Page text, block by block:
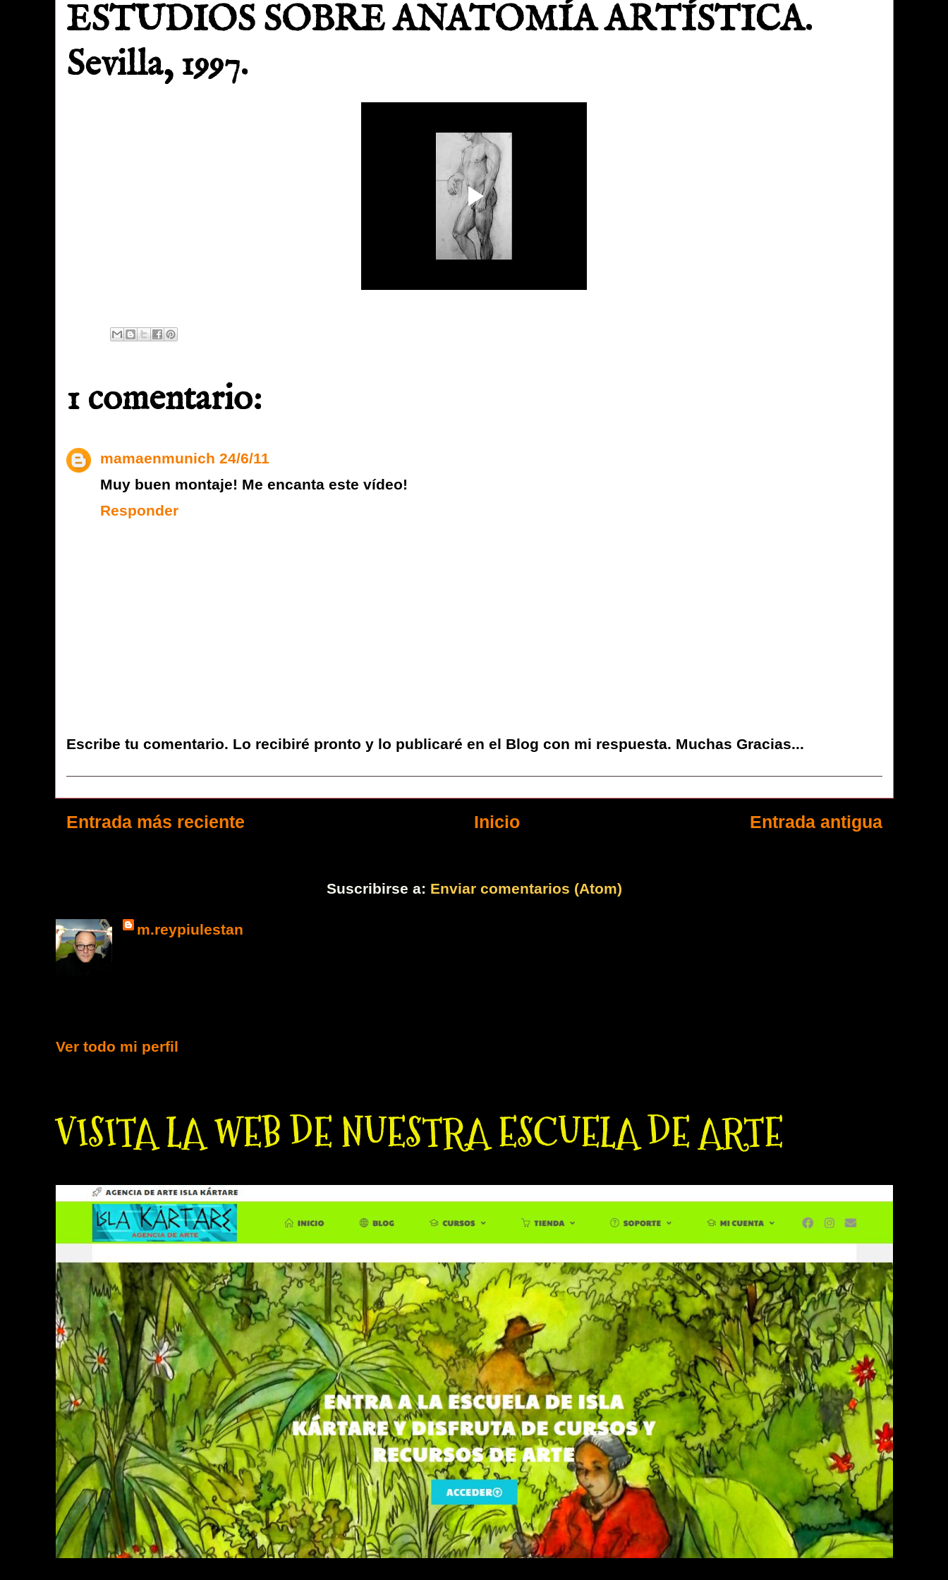
ESTUDIOS SOBRE ANATOMÍA ARTÍSTICA.
Sevilla, 1997.
1 comentario:
mamaenmunich 24/6/11
Muy buen montaje! Me encanta este vídeo!
Responder
Escribe tu comentario. Lo recibiré pronto y lo publicaré en el Blog con mi respuesta. Muchas Gracias...
Entrada más reciente Entrada antigua
Inicio
Suscribirse a: Enviar comentarios (Atom)
m.reypiulestan
Ver todo mi perfil
VISITA LA WEB DE NUESTRA ESCUELA DE ARTE